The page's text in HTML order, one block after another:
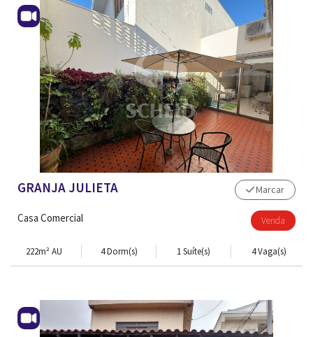
GRANJA JULIETA
Casa Comercial
Marcar
Venda
222m² AU 4 Dorm(s) 1 Suíte(s) 4 Vaga(s)